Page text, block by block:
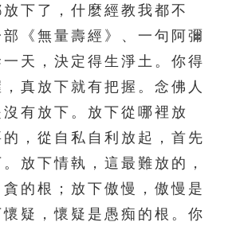
下了，什麼經教我都不
《無量壽經》、一句阿彌
天，決定得生淨土。你得
真放下就有把握。念佛人
有放下。放下從哪裡放
，從自私自利放起，首先
放下情執，這最難放的，
的根；放下傲慢，傲慢是
疑，懷疑是愚痴的根。你